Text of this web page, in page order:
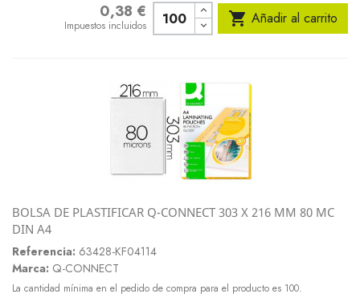
0,38 €
Impuestos incluidos  Añadir al carrito
BOLSA DE PLASTIFICAR Q-CONNECT 303 X 216 MM 80 MC
DIN A4
Referencia: 63428-KF04114
Marca: Q-CONNECT
La cantidad mínima en el pedido de compra para el producto es 100.